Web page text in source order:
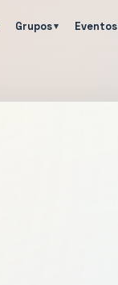
Grupos Eventos